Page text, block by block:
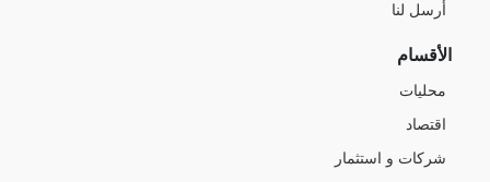
أرسل لنا
الأقسام
محليات
اقتصاد
شركات و استثمار